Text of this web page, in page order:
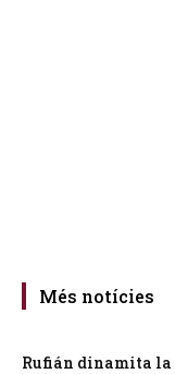
Més notícies
Rufián dinamita